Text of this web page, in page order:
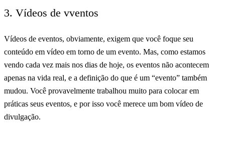
3. Vídeos de vventos
Vídeos de eventos, obviamente, exigem que você foque seu
conteúdo em vídeo em torno de um evento. Mas, como estamos
vendo cada vez mais nos dias de hoje, os eventos não acontecem
apenas na vida real, e a definição do que é um “evento” também
mudou. Você provavelmente trabalhou muito para colocar em
práticas seus eventos, e por isso você merece um bom vídeo de
divulgação.